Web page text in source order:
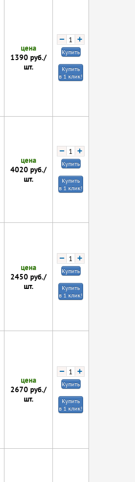
цена
1390 руб./
шт.
− +
Купить
Купить
в 1 клик!
цена
4020 руб./
шт.
− +
Купить
Купить
в 1 клик!
цена
2450 руб./
шт.
− +
Купить
Купить
в 1 клик!
цена
2670 руб./
шт.
− +
Купить
Купить
в 1 клик!